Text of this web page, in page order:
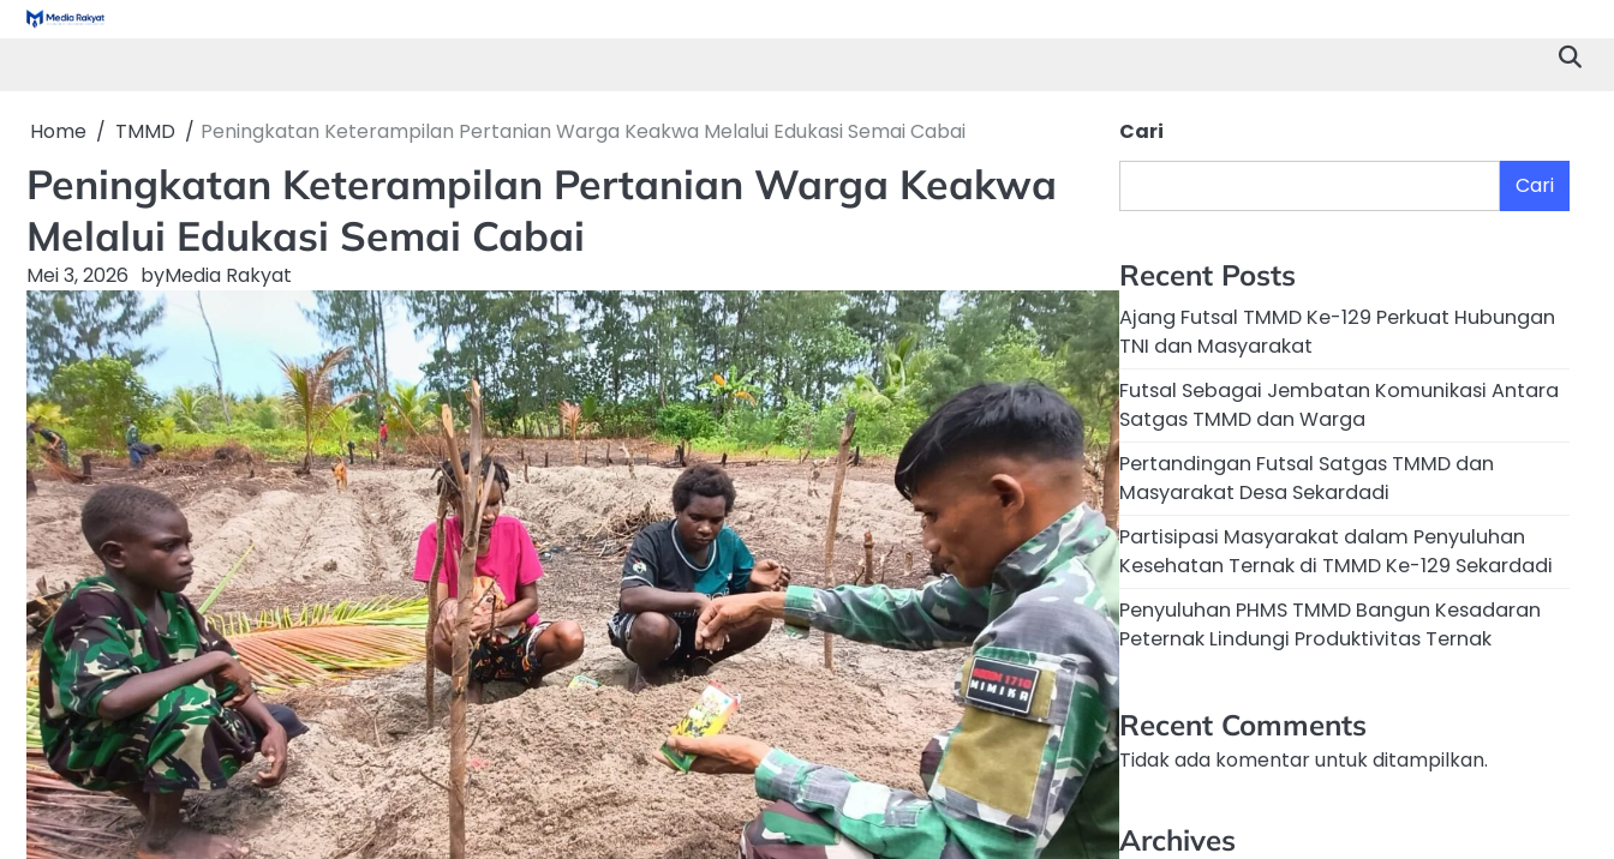
Skip
Home TMMD Peningkatan Keterampilan Pertanian Warga Keakwa Melalui Edukasi Semai Cabai
Peningkatan Keterampilan Pertanian Warga Keakwa
Melalui Edukasi Semai Cabai
Mei 3, 2026 byMedia Rakyat
Cari
Cari
Recent Posts
Ajang Futsal TMMD Ke-129 Perkuat Hubungan
TNI dan Masyarakat
Futsal Sebagai Jembatan Komunikasi Antara
Satgas TMMD dan Warga
Pertandingan Futsal Satgas TMMD dan
Masyarakat Desa Sekardadi
Partisipasi Masyarakat dalam Penyuluhan
Kesehatan Ternak di TMMD Ke-129 Sekardadi
Penyuluhan PHMS TMMD Bangun Kesadaran
Peternak Lindungi Produktivitas Ternak
Recent Comments
Tidak ada komentar untuk ditampilkan.
Archives